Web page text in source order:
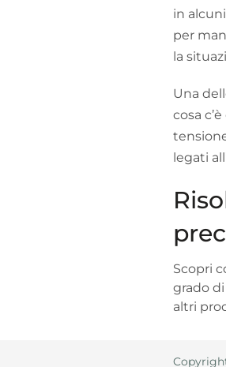
in
per
la
Una
cosa
legati
Scopri
grado
altri